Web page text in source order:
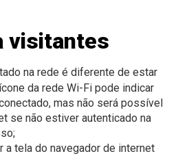
visitantes
na rede é diferente de estar
da rede Wi-Fi pode indicar
mas não será possível
se não estiver autenticado na
a tela do navegador de internet